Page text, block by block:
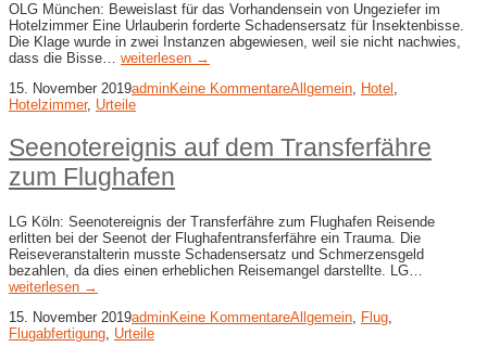
OLG München: Beweislast für das Vorhandensein von Ungeziefer im
Hotelzimmer Eine Urlauberin forderte Schadensersatz für Insektenbisse.
Die Klage wurde in zwei Instanzen abgewiesen, weil sie nicht nachwies,
dass die Bisse… weiterlesen →
15. November 2019adminKeine KommentareAllgemein, Hotel ,
Hotelzimmer, Urteile
Seenotereignis auf dem Transferfähre
zum Flughafen
LG Köln: Seenotereignis der Transferfähre zum Flughafen Reisende
erlitten bei der Seenot der Flughafentransferfähre ein Trauma. Die
Reiseveranstalterin musste Schadensersatz und Schmerzensgeld
bezahlen, da dies einen erheblichen Reisemangel darstellte. LG…
weiterlesen →
15. November 2019adminKeine KommentareAllgemein Flug
Flugabfertigung Urteile